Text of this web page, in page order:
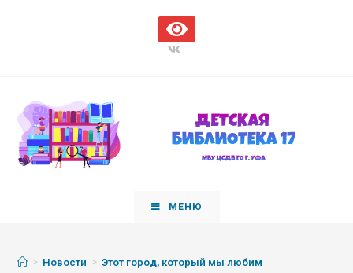
МЕНЮ
> Новости > Этот город, который мы любим